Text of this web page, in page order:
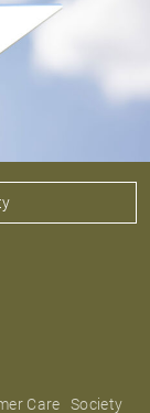
Care
Society